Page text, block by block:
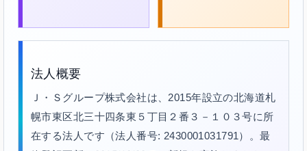
法人概要
Ｊ・Ｓグループ株式会社は、2015年設立の北海道札
幌市東区北三十四条東５丁目２番３－１０３号に所
在する法人です（法人番号: 2430001031791）。最